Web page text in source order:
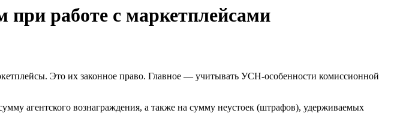
работе с маркетплейсами
Это их законное право. Главное — учитывать УСН-особенности комиссионной
агентского вознаграждения, а также на сумму неустоек (штрафов), удерживаемых